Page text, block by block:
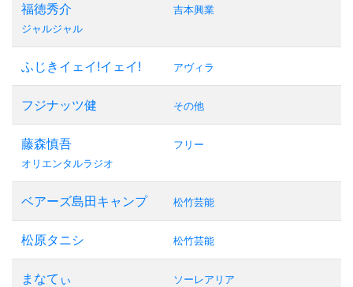
福徳秀介
ジャルジャル
吉本興業
ふじきイェイ!イェイ! アヴィラ
フジナッツ健 その他
藤森慎吾
オリエンタルラジオ
フリー
ベアーズ島田キャンプ 松竹芸能
松原タニシ 松竹芸能
まなてぃ ソーレアリア